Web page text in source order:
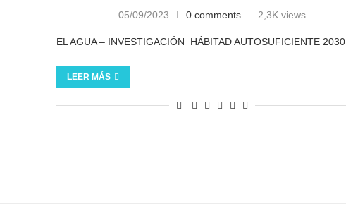
05/09/2023 0 comments 2,3K views
EL AGUA – INVESTIGACIÓN HÁBITAD AUTOSUFICIENTE 2030
LEER MÁS